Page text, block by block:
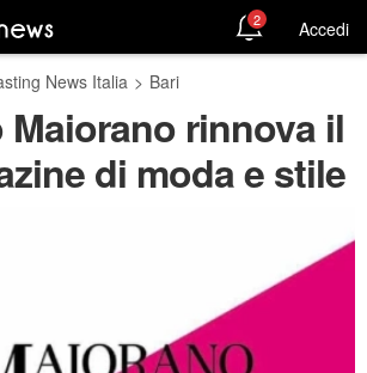
2 Accedi
News Italia > Bari
Maiorano rinnova il
di moda e stile